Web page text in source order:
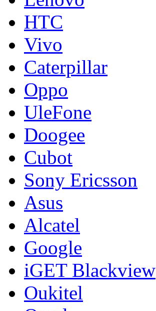
HTC
Vivo
Caterpillar
Oppo
UleFone
Doogee
Cubot
Sony Ericsson
Asus
Alcatel
Google
iGET Blackview
Oukitel